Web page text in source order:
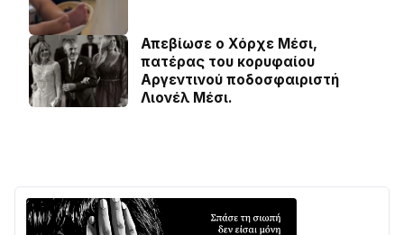
Απεβίωσε ο Χόρχε Μέσι,
πατέρας του κορυφαίου
Αργεντινού ποδοσφαιριστή
Λιονέλ Μέσι.